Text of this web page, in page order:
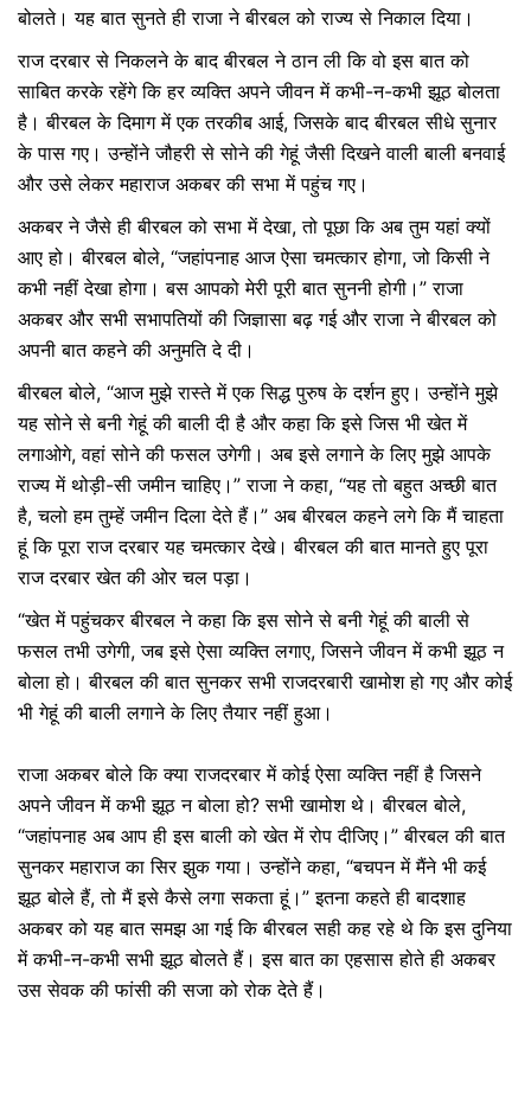
बोलते। यह बात सुनते ही राजा ने बीरबल को राज्य से निकाल दिया।
राज दरबार से निकलने के बाद बीरबल ने ठान ली कि वो इस बात को
साबित करके रहेंगे कि हर व्यक्ति अपने जीवन में कभी-न-कभी झूठ बोलता
है। बीरबल के दिमाग में एक तरकीब आई, जिसके बाद बीरबल सीधे सुनार
के पास गए। उन्होंने जौहरी से सोने की गेहूं जैसी दिखने वाली बाली बनवाई
और उसे लेकर महाराज अकबर की सभा में पहुंच गए।
अकबर ने जैसे ही बीरबल को सभा में देखा, तो पूछा कि अब तुम यहां क्यों
आए हो। बीरबल बोले, “जहांपनाह आज ऐसा चमत्कार होगा, जो किसी ने
कभी नहीं देखा होगा। बस आपको मेरी पूरी बात सुननी होगी।” राजा
अकबर और सभी सभापतियों की जिज्ञासा बढ़ गई और राजा ने बीरबल को
अपनी बात कहने की अनुमति दे दी।
बीरबल बोले, “आज मुझे रास्ते में एक सिद्ध पुरुष के दर्शन हुए। उन्होंने मुझे
यह सोने से बनी गेहूं की बाली दी है और कहा कि इसे जिस भी खेत में
लगाओगे, वहां सोने की फसल उगेगी। अब इसे लगाने के लिए मुझे आपके
राज्य में थोड़ी-सी जमीन चाहिए।” राजा ने कहा, “यह तो बहुत अच्छी बात
है, चलो हम तुम्हें जमीन दिला देते हैं।” अब बीरबल कहने लगे कि मैं चाहता
हूं कि पूरा राज दरबार यह चमत्कार देखे। बीरबल की बात मानते हुए पूरा
राज दरबार खेत की ओर चल पड़ा।
“खेत में पहुंचकर बीरबल ने कहा कि इस सोने से बनी गेहूं की बाली से
फसल तभी उगेगी, जब इसे ऐसा व्यक्ति लगाए, जिसने जीवन में कभी झूठ न
बोला हो। बीरबल की बात सुनकर सभी राजदरबारी खामोश हो गए और कोई
भी गेहूं की बाली लगाने के लिए तैयार नहीं हुआ।
राजा अकबर बोले कि क्या राजदरबार में कोई ऐसा व्यक्ति नहीं है जिसने
अपने जीवन में कभी झूठ न बोला हो? सभी खामोश थे। बीरबल बोले,
“जहांपनाह अब आप ही इस बाली को खेत में रोप दीजिए।” बीरबल की बात
सुनकर महाराज का सिर झुक गया। उन्होंने कहा, “बचपन में मैंने भी कई
झूठ बोले हैं, तो मैं इसे कैसे लगा सकता हूं।” इतना कहते ही बादशाह
अकबर को यह बात समझ आ गई कि बीरबल सही कह रहे थे कि इस दुनिया
में कभी-न-कभी सभी झूठ बोलते हैं। इस बात का एहसास होते ही अकबर
उस सेवक की फांसी की सजा को रोक देते हैं।